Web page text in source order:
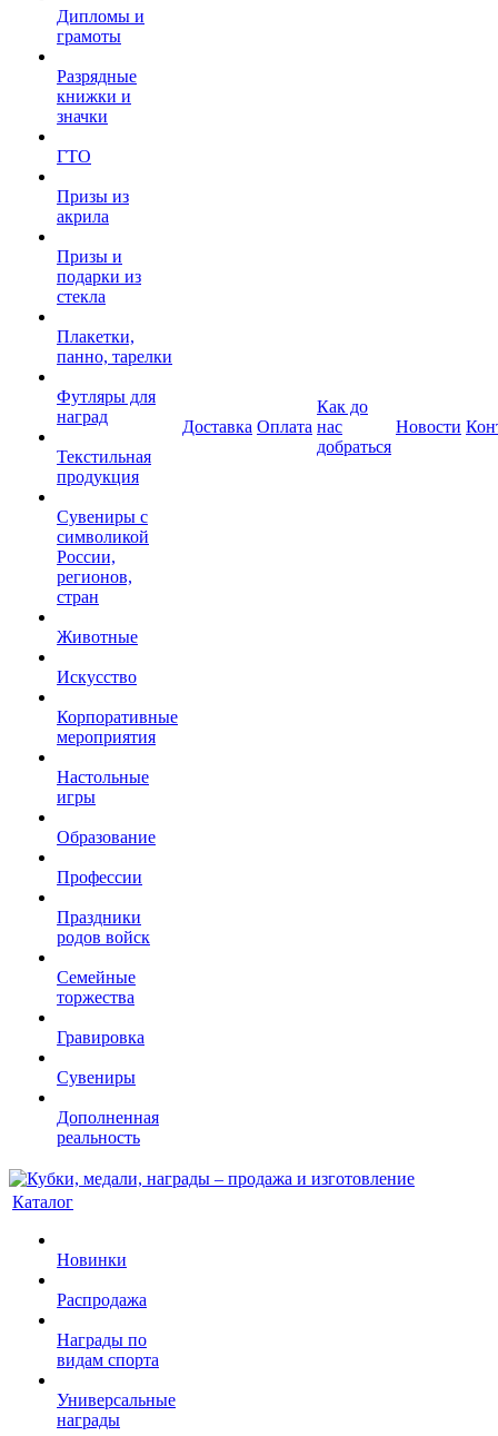
Дипломы и
грамоты
Разрядные
книжки и
значки
ГТО
Призы из
акрила
Призы и
подарки из
стекла
Плакетки,
панно, тарелки
Футляры для
наград
Текстильная
продукция
Сувениры с
символикой
России,
регионов,
стран
Животные
Искусство
Корпоративные
мероприятия
Настольные
игры
Образование
Профессии
Праздники
родов войск
Семейные
торжества
Гравировка
Сувениры
Дополненная
реальность
Доставка Оплата
Как до
нас
добраться
Новости
Каталог
Новинки
Распродажа
Награды по
видам спорта
Универсальные
награды